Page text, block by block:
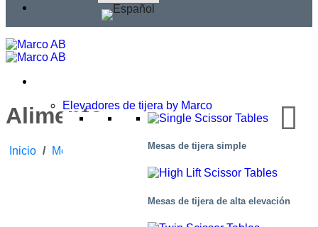
Elevadores de tijera by Marco
Mesas de tijera simple
Mesas de tijera de alta elevación
Alimento
Inicio / Mercado Alimento